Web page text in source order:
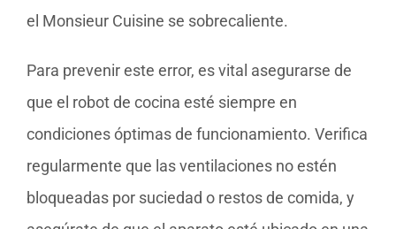
el Monsieur Cuisine se sobrecaliente.
Para prevenir este error, es vital asegurarse de
que el robot de cocina esté siempre en
condiciones óptimas de funcionamiento. Verifica
regularmente que las ventilaciones no estén
bloqueadas por suciedad o restos de comida, y